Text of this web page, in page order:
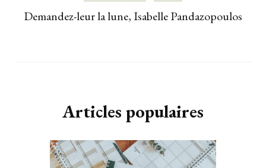
Demandez-leur la lune, Isabelle Pandazopoulos
Articles populaires